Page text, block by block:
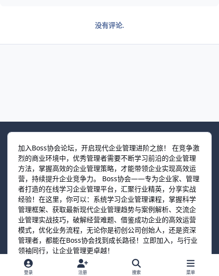
没有评论.
加入Boss协会论坛，开启现代企业管理进阶之旅！ 在竞争激
烈的商业环境中，优秀管理者需要不断学习前沿的企业管理
方法，掌握高效的企业管理策略，才能带领企业实现高效运
营，持续提升企业竞争力。 Boss协会——专为企业家、管理
者打造的在线学习企业管理平台，汇聚行业精英，分享实战
经验！在这里，你可以：系统学习企业管理课程，掌握科学
管理框架、获取最新现代企业管理趋势与案例解析、交流企
业管理实战技巧，破解经营难题、借鉴成功企业的高效运营
模式，优化业务流程，无论你是初创公司创始人，还是资深
管理者，都能在Boss协会找到成长路径！立即加入，与行业
领袖同行，让企业管理更卓越！
登录 注册 搜索 菜单